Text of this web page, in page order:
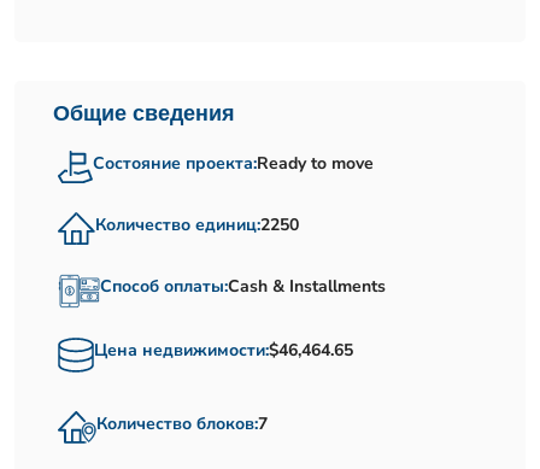
Общие сведения
Состояние проекта:Ready to move
Количество единиц:2250
Способ оплаты:Cash & Installments
Цена недвижимости:$46,464.65
Количество блоков:7